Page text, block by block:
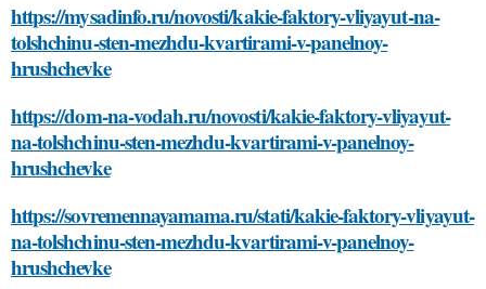
https://mysadinfo.ru/novosti/kakie-faktory-vliyayut-na-
tolshchinu-sten-mezhdu-kvartirami-v-panelnoy-
hrushchevke
https://dom-na-vodah.ru/novosti/kakie-faktory-vliyayut-
na-tolshchinu-sten-mezhdu-kvartirami-v-panelnoy-
hrushchevke
https://sovremennayamama.ru/stati/kakie-faktory-vliyayut-
na-tolshchinu-sten-mezhdu-kvartirami-v-panelnoy-
hrushchevke